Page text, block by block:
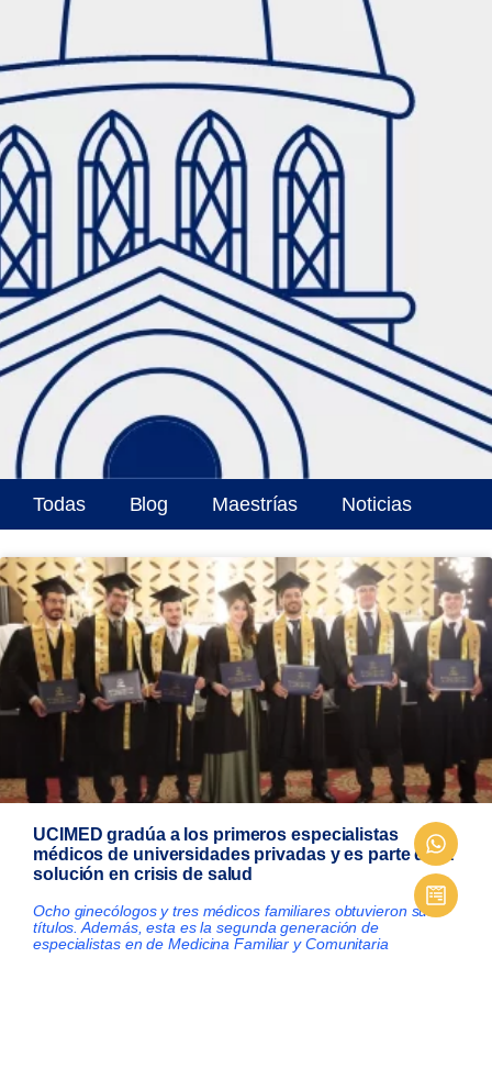
Todas Blog Maestrías Noticias
UCIMED gradúa a los primeros especialistas
médicos de universidades privadas y es parte de la
solución en crisis de salud
Ocho ginecólogos y tres médicos familiares obtuvieron sus
títulos. Además, esta es la segunda generación de
especialistas en de Medicina Familiar y Comunitaria